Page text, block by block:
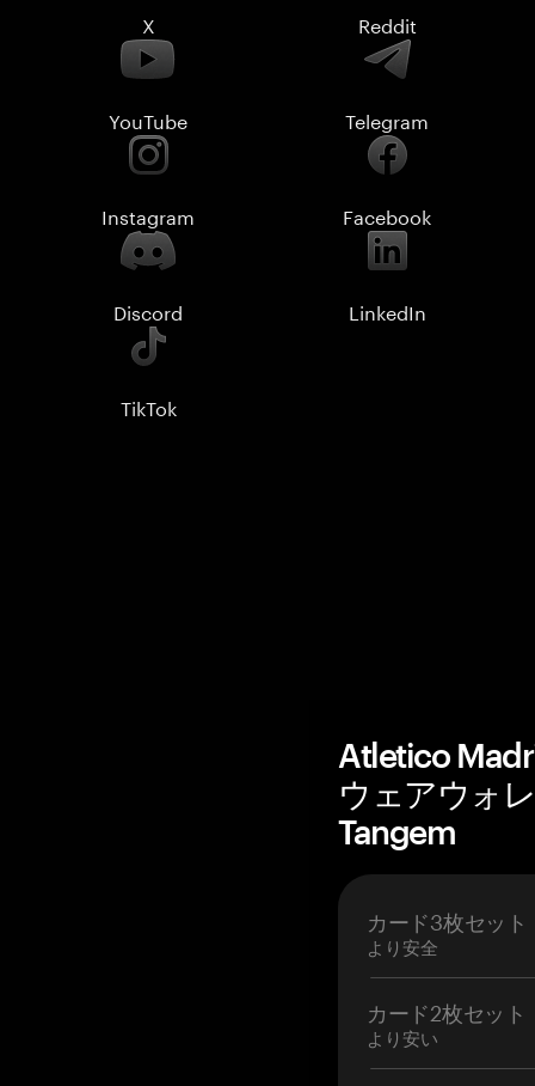
X Reddit
YouTube Telegram
Instagram Facebook
Discord LinkedIn
TikTok
Atletico
ウェアウォ
Tangem
カード3枚セット
より安全
カード2枚セット
より安い